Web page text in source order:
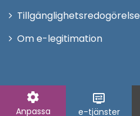
settings
Anpassa
display_settings
e-tjänster
Tillgänglighetsredogörelse
Om e-legitimation